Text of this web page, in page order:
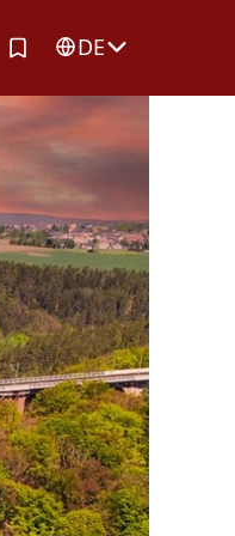
Artikel in Merkliste
DE